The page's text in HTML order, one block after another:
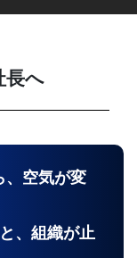
長へ
、空気が変
、組織が止